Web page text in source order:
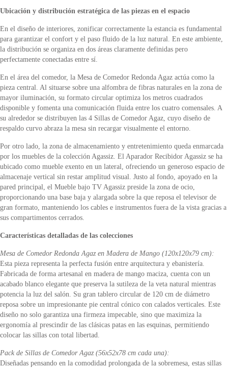
Ubicación y distribución estratégica de las piezas en el espacio
En el diseño de interiores, zonificar correctamente la estancia es fundamental
para garantizar el confort y el paso fluido de la luz natural. En este ambiente,
la distribución se organiza en dos áreas claramente definidas pero
perfectamente conectadas entre sí.
En el área del comedor, la Mesa de Comedor Redonda Agaz actúa como la
pieza central. Al situarse sobre una alfombra de fibras naturales en la zona de
mayor iluminación, su formato circular optimiza los metros cuadrados
disponible y fomenta una comunicación fluida entre los cuatro comensales. A
su alrededor se distribuyen las 4 Sillas de Comedor Agaz, cuyo diseño de
respaldo curvo abraza la mesa sin recargar visualmente el entorno.
Por otro lado, la zona de almacenamiento y entretenimiento queda enmarcada
por los muebles de la colección Agassiz. El Aparador Recibidor Agassiz se ha
ubicado como mueble exento en un lateral, ofreciendo un generoso espacio de
almacenaje vertical sin restar amplitud visual. Justo al fondo, apoyado en la
pared principal, el Mueble bajo TV Agassiz preside la zona de ocio,
proporcionando una base baja y alargada sobre la que reposa el televisor de
gran formato, manteniendo los cables e instrumentos fuera de la vista gracias a
sus compartimentos cerrados.
Características detalladas de las colecciones
Mesa de Comedor Redonda Agaz en Madera de Mango (120x120x79 cm):
Esta pieza representa la perfecta fusión entre arquitectura y ebanistería.
Fabricada de forma artesanal en madera de mango maciza, cuenta con un
acabado blanco elegante que preserva la sutileza de la veta natural mientras
potencia la luz del salón. Su gran tablero circular de 120 cm de diámetro
reposa sobre un impresionante pie central cónico con calados verticales. Este
diseño no solo garantiza una firmeza impecable, sino que maximiza la
ergonomía al prescindir de las clásicas patas en las esquinas, permitiendo
colocar las sillas con total libertad.
Pack de Sillas de Comedor Agaz (56x52x78 cm cada una):
Diseñadas pensando en la comodidad prolongada de la sobremesa, estas sillas